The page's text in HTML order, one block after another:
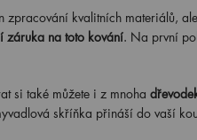
kvalitních materiálů,
záruka na toto kování. Na první
si také můžete i z mnoha
skříňka přináší do vaší